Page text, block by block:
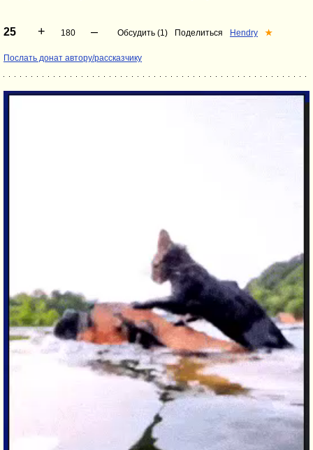
25 + 180 – Обсудить (1) Поделиться Hendry ★
Послать донат автору/рассказчику